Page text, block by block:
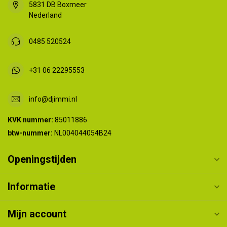
5831 DB Boxmeer
Nederland
0485 520524
+31 06 22295553
info@djimmi.nl
KVK nummer: 85011886
btw-nummer: NL004044054B24
Openingstijden
Informatie
Mijn account